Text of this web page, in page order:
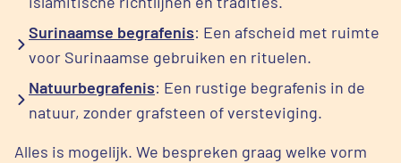
Surinaamse begrafenis: Een afscheid met ruimte
voor Surinaamse gebruiken en rituelen.
Natuurbegrafenis: Een rustige begrafenis in de
natuur, zonder grafsteen of versteviging.
Alles is mogelijk. We bespreken graag welke vorm